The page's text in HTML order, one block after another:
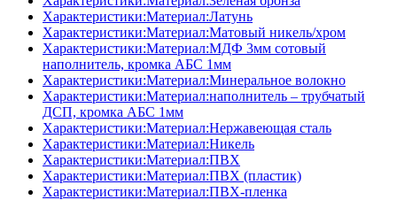
Характеристики:Материал:Латунь
Характеристики:Материал:Матовый никель/хром
Характеристики:Материал:МДФ 3мм сотовый
наполнитель, кромка AБC 1мм
Характеристики:Материал:Минеральное волокно
Характеристики:Материал:наполнитель – трубчатый
ДСП, кромка AБC 1мм
Характеристики:Материал:Нержавеющая сталь
Характеристики:Материал:Никель
Характеристики:Материал:ПВХ
Характеристики:Материал:ПВХ (пластик)
Характеристики:Материал:ПВХ-пленка